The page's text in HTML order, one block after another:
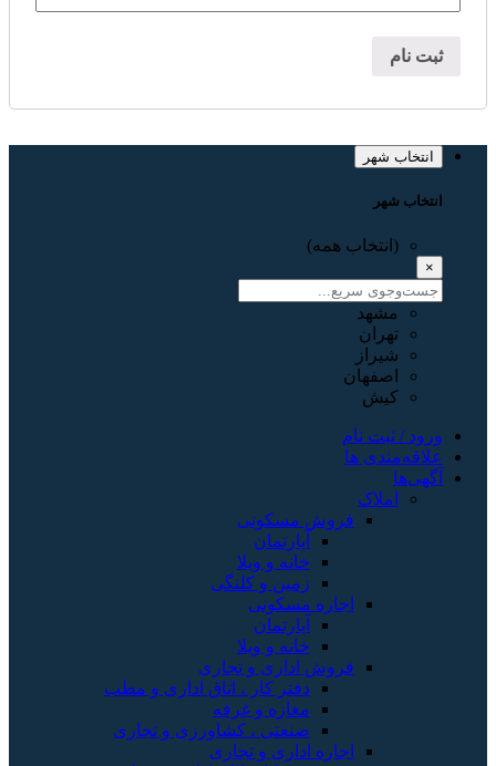
ثبت نام
انتخاب شهر
انتخاب شهر
(انتخاب همه)
×
مشهد
تهران
شیراز
اصفهان
کیش
ورود / ثبت نام
علاقه‌مندی ها
آگهی‌ها
املاک
فروش مسکونی
آپارتمان
خانه و ویلا
زمین و کلنگی
اجاره مسکونی
آپارتمان
خانه و ویلا
فروش اداری و تجاری
دفتر کار ، اتاق اداری و مطب
مغازه و غرفه
صنعتی ، کشاورزی و تجاری
اجاره اداری و تجاری